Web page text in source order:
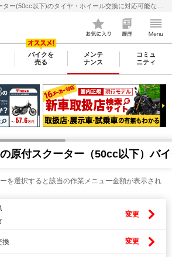
バイクを
売る
メンテ
ナンス
コミュ
ニティ
原付スクーター（50cc以下）バ
を選択すると該当の作業メニュー金額が表示され
変更
換 変更